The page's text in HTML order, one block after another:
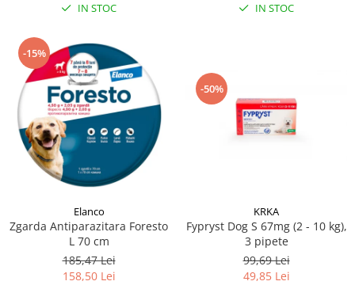
IN STOC IN STOC
-15%
Elanco
Zgarda Antiparazitara Foresto
L 70 cm
185,47 Lei
158,50 Lei
-50%
KRKA
Fypryst Dog S 67mg (2 - 10 kg),
3 pipete
99,69 Lei
49,85 Lei